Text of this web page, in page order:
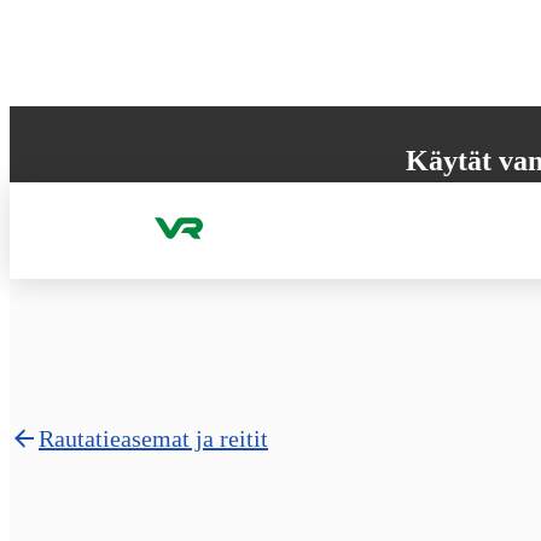
Käytät
Rautatieasemat ja reitit